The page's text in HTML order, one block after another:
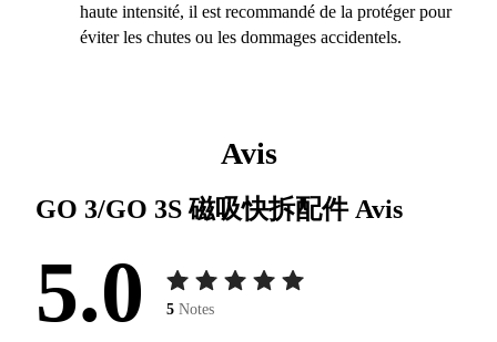
haute intensité, il est recommandé de la protéger pour
éviter les chutes ou les dommages accidentels.
Avis
GO 3/GO 3S 磁吸快拆配件Avis
5.0 5 Notes